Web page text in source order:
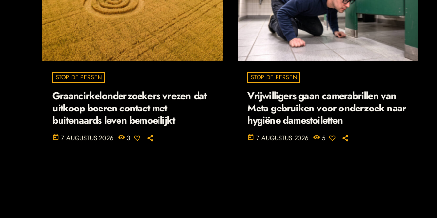
STOP DE PERSEN
Graancirkelonderzoekers vrezen dat
uitkoop boeren contact met
buitenaards leven bemoeilijkt
today 7 AUGUSTUS 2026 3
STOP DE PERSEN
Vrijwilligers gaan camerabrillen van
Meta gebruiken voor onderzoek naar
hygiëne damestoiletten
today 7 AUGUSTUS 2026 5